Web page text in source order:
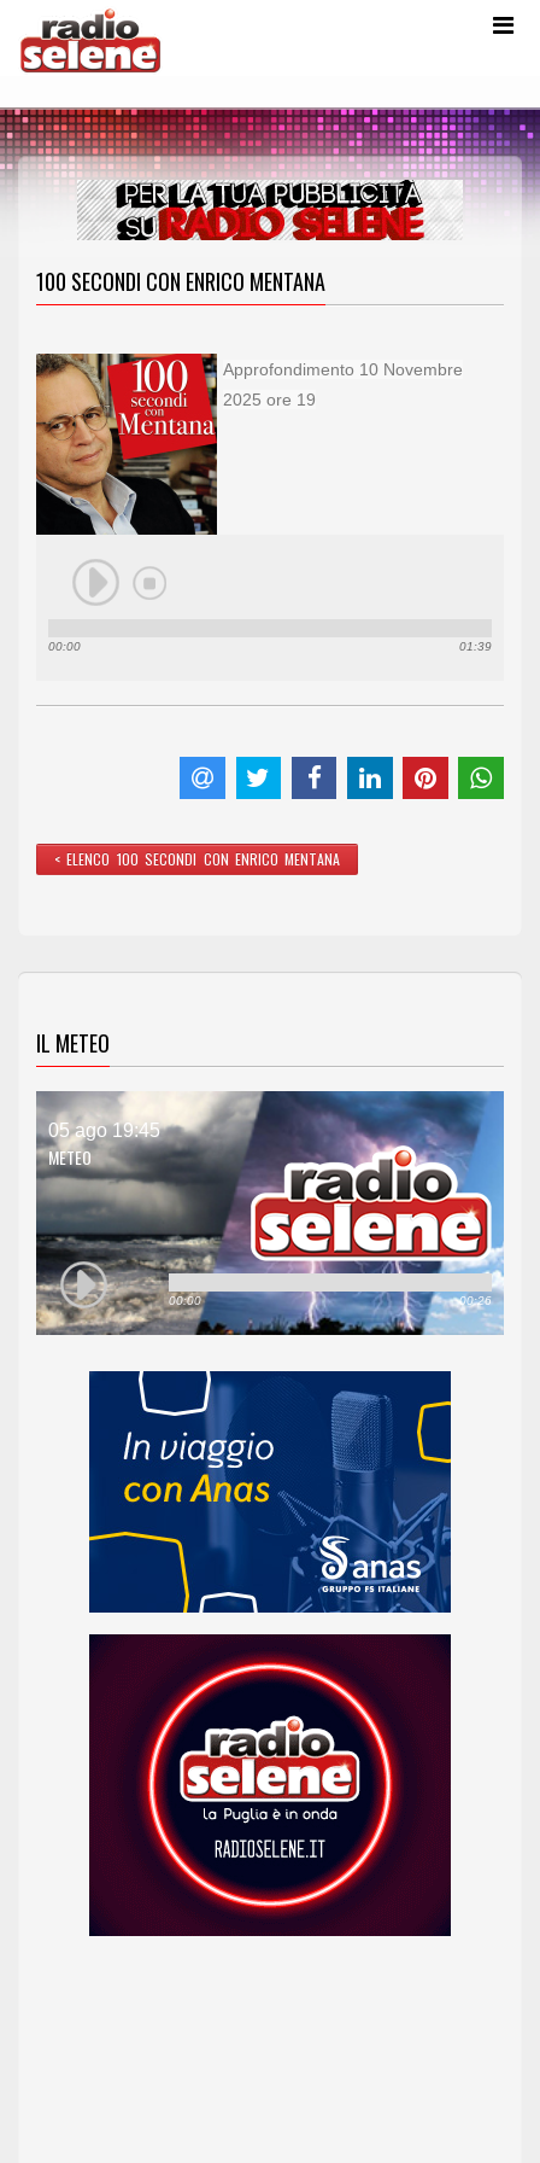
100 SECONDI CON ENRICO MENTANA
00:00 01:39
Approfondimento 10 Novembre
2025 ore 19
< ELENCO 100 SECONDI CON ENRICO MENTANA
IL METEO
05 ago 19:45
METEO
00:00 00:26